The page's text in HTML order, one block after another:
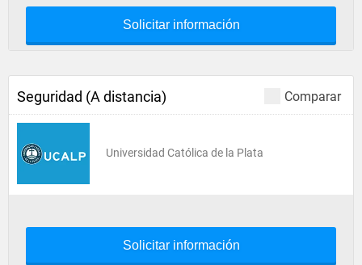
Solicitar información
Comparar
Seguridad (A distancia)
Universidad Católica de la Plata
Solicitar información